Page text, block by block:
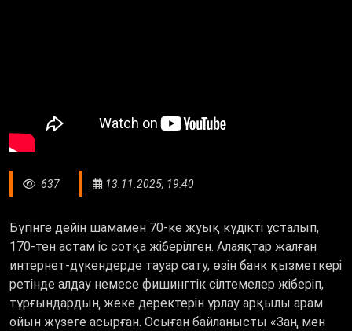
637 13.11.2025, 19:40
Бүгінге дейін шамамен 70-ке жуық күдікті ұсталып,
170-тен астам іс сотқа жіберілген. Алаяқтар жалған
интернет-дүкендерде тауар сату, өзін банк қызметкері
ретінде алдау немесе фишингтік сілтемелер жіберіп,
тұрғындардың жеке деректерін ұрлау арқылы арам
ойын жүзеге асырған. Осыған байланысты «Заң мен